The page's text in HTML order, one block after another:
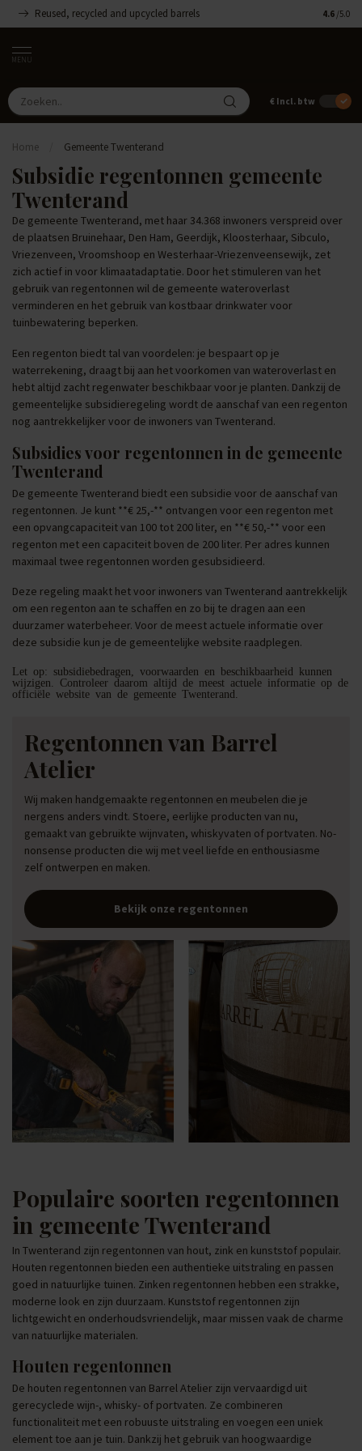
Reused, recycled and upcycled barrels 4.6 /5.0
MENU
€ Incl. btw
Home Gemeente Twenterand
Subsidie regentonnen gemeente
Twenterand
De gemeente Twenterand, met haar 34.368 inwoners verspreid over
de plaatsen Bruinehaar, Den Ham, Geerdijk, Kloosterhaar, Sibculo,
Vriezenveen, Vroomshoop en Westerhaar-Vriezenveensewijk, zet
zich actief in voor klimaatadaptatie. Door het stimuleren van het
gebruik van regentonnen wil de gemeente wateroverlast
verminderen en het gebruik van kostbaar drinkwater voor
tuinbewatering beperken.
Een regenton biedt tal van voordelen: je bespaart op je
waterrekening, draagt bij aan het voorkomen van wateroverlast en
hebt altijd zacht regenwater beschikbaar voor je planten. Dankzij de
gemeentelijke subsidieregeling wordt de aanschaf van een regenton
nog aantrekkelijker voor de inwoners van Twenterand.
Subsidies voor regentonnen in de gemeente
Twenterand
De gemeente Twenterand biedt een subsidie voor de aanschaf van
regentonnen. Je kunt **€ 25,-** ontvangen voor een regenton met
een opvangcapaciteit van 100 tot 200 liter, en **€ 50,-** voor een
regenton met een capaciteit boven de 200 liter. Per adres kunnen
maximaal twee regentonnen worden gesubsidieerd.
Deze regeling maakt het voor inwoners van Twenterand aantrekkelijk
om een regenton aan te schaffen en zo bij te dragen aan een
duurzamer waterbeheer. Voor de meest actuele informatie over
deze subsidie kun je de gemeentelijke website raadplegen.
Let op: subsidiebedragen, voorwaarden en beschikbaarheid kunnen
wijzigen. Controleer daarom altijd de meest actuele informatie op de
officiële website van de gemeente Twenterand.
Regentonnen van Barrel
Atelier
Wij maken handgemaakte regentonnen en meubelen die je
nergens anders vindt. Stoere, eerlijke producten van nu,
gemaakt van gebruikte wijnvaten, whiskyvaten of portvaten. No-
nonsense producten die wij met veel liefde en enthousiasme
zelf ontwerpen en maken.
Bekijk onze regentonnen
Populaire soorten regentonnen
in gemeente Twenterand
In Twenterand zijn regentonnen van hout, zink en kunststof populair.
Houten regentonnen bieden een authentieke uitstraling en passen
goed in natuurlijke tuinen. Zinken regentonnen hebben een strakke,
moderne look en zijn duurzaam. Kunststof regentonnen zijn
lichtgewicht en onderhoudsvriendelijk, maar missen vaak de charme
van natuurlijke materialen.
Houten regentonnen
De houten regentonnen van Barrel Atelier zijn vervaardigd uit
gerecyclede wijn-, whisky- of portvaten. Ze combineren
functionaliteit met een robuuste uitstraling en voegen een uniek
element toe aan je tuin. Dankzij het gebruik van hoogwaardige